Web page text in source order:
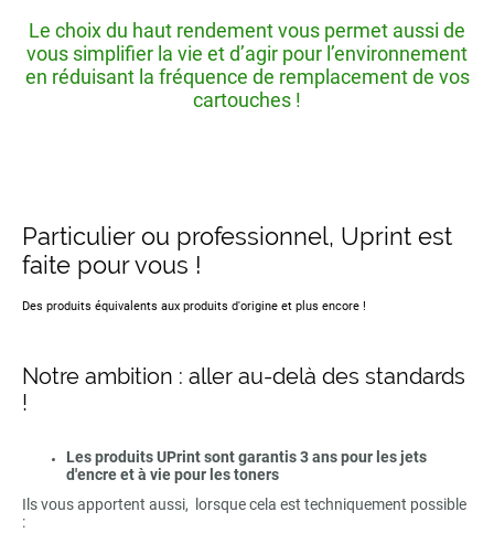
Le choix du haut rendement vous permet aussi de
vous simplifier la vie et d’agir pour l’environnement
en réduisant la fréquence de remplacement de vos
cartouches !
Particulier ou professionnel, Uprint est
faite pour vous !
Des produits équivalents aux produits d'origine et plus encore !
Notre ambition : aller au-delà des standards
!
Les produits UPrint sont garantis 3 ans pour les jets
d'encre et à vie pour les toners
Ils vous apportent aussi, lorsque cela est techniquement possible
: